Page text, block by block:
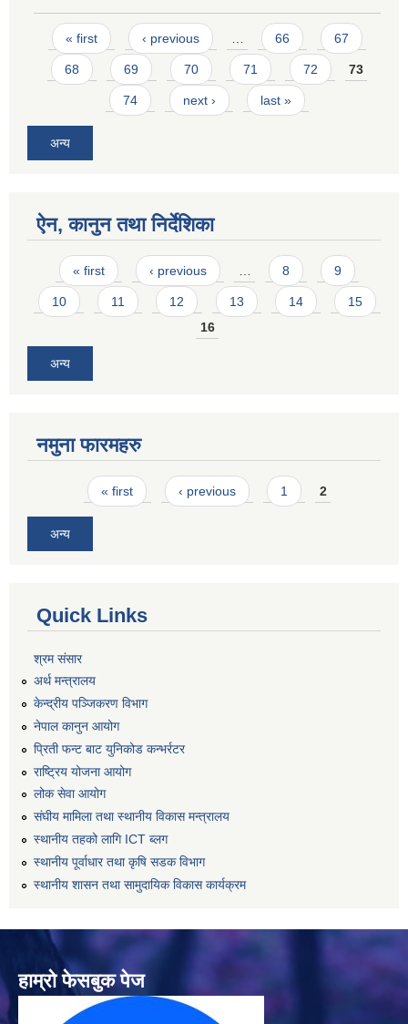
Pages
« first ‹ previous … 66 67
68 69 70 71 72 73
74 next › last »
अन्य
ऐन, कानुन तथा निर्देशिका
Pages
« first ‹ previous 8 9
10 11 12 13 14
15
16
अन्य
नमुना फारमहरु
Pages« first ‹ previous 1 2
अन्य
Quick Links
श्रम संसार
अर्थ मन्त्रालय
केन्द्रीय पञ्जिकरण विभाग
नेपाल कानुन आयोग
प्रिती फन्ट बाट युनिकोड कन्भर्रटर
राष्ट्रिय योजना आयोग
लोक सेवा आयोग
संघीय मामिला तथा स्थानीय विकास मन्त्रालय
स्थानीय तहको लागि ICT ब्लग
स्थानीय पूर्वाधार तथा कृषि सडक विभाग
स्थानीय शासन तथा सामुदायिक विकास कार्यक्रम
हाम्रो फेसबुक पेज